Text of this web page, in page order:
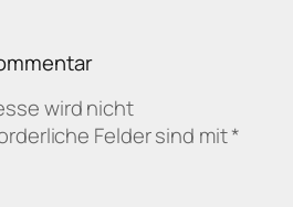
wird nicht
Felder sind mit*